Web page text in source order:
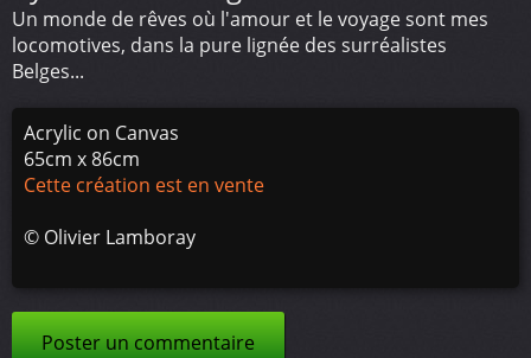
Un monde de rêves où l'amour et le voyage sont mes
locomotives, dans la pure lignée des surréalistes
Belges...
Acrylic on Canvas
65cm x 86cm
Cette création est en vente
© Olivier Lamboray
Poster un commentaire